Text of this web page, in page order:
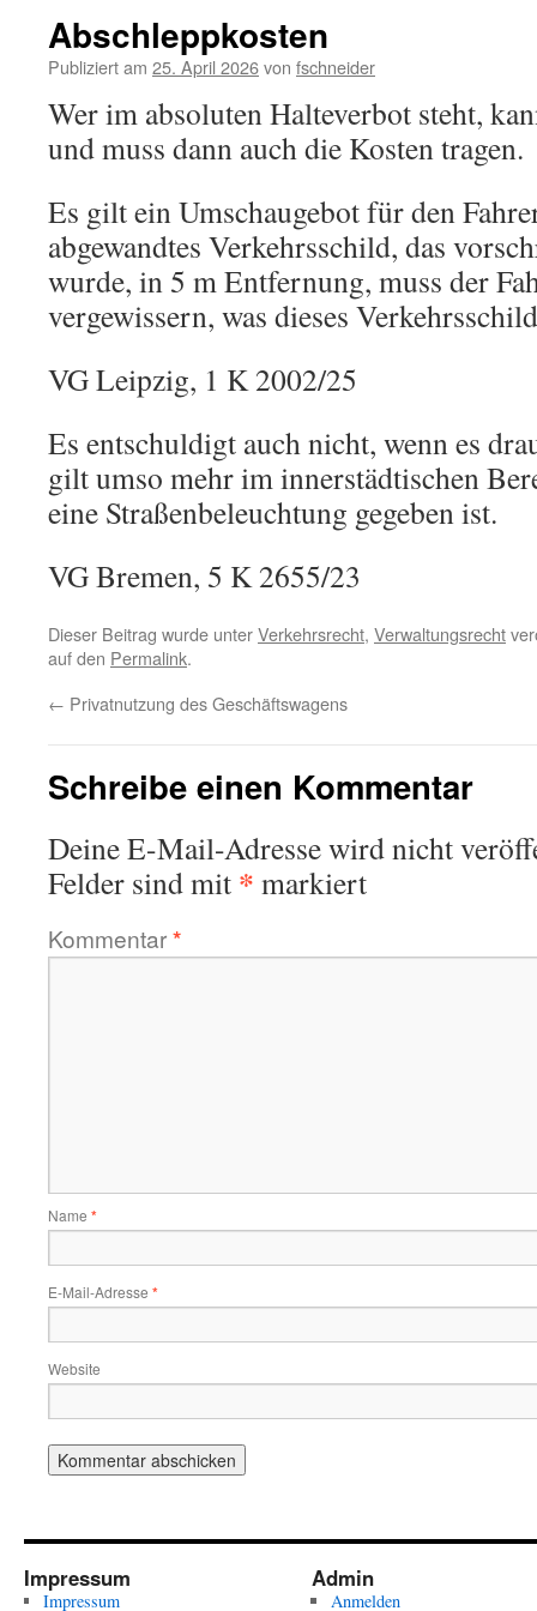
Abschleppkosten
Publiziert am 25. April 2026von fschneider
Wer im absoluten Halteverbot steht,
und muss dann auch die Kosten tragen.
Es gilt ein Umschaugebot für den
abgewandtes Verkehrsschild, das
wurde, in 5 m Entfernung, muss der
vergewissern, was dieses
VG Leipzig, 1 K 2002/25
Es entschuldigt auch nicht, wenn es
gilt umso mehr im innerstädtischen
eine Straßenbeleuchtung gegeben ist.
VG Bremen, 5 K 2655/23
Dieser Beitrag wurde unterVerkehrsrecht, Verwaltungsrecht
auf den Permalink.
← Privatnutzung des Geschäftswagens
Schreibe einen Kommentar
Deine E-Mail-Adresse wird nicht
Felder sind mit * markiert
Kommentar*
Name *
E-Mail-Adresse *
Website
Impressum
Impressum
Admin
Anmelden